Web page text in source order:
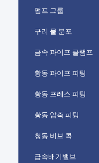
펌프 그룹
구리 물 분포
금속 파이프 클램프
황동 파이프 피팅
황동 프레스 피팅
황동 압축 피팅
청동 비브 콕
급속배기밸브